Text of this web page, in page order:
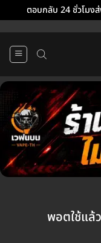
ตอบกลับ 24 ชั่วโมง
พอตใช้แล้